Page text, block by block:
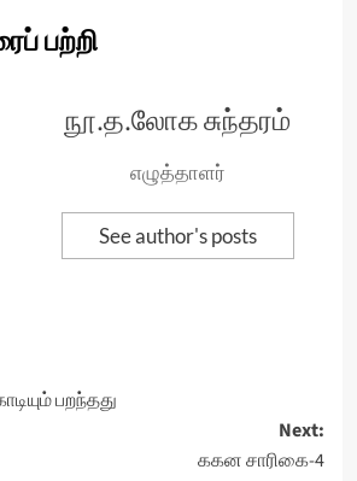
பற்றி
நூ.த.லோக சுந்தரம்
எழுத்தாளர்
See author's posts
பறந்தது
Next:
ககன சாரிகை-4